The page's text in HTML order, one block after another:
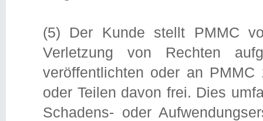
(5) Der Kunde stellt PMMC
Verletzung von Rechten
veröffentlichten oder an PMMC
oder Teilen davon frei. Dies
Schadens- oder